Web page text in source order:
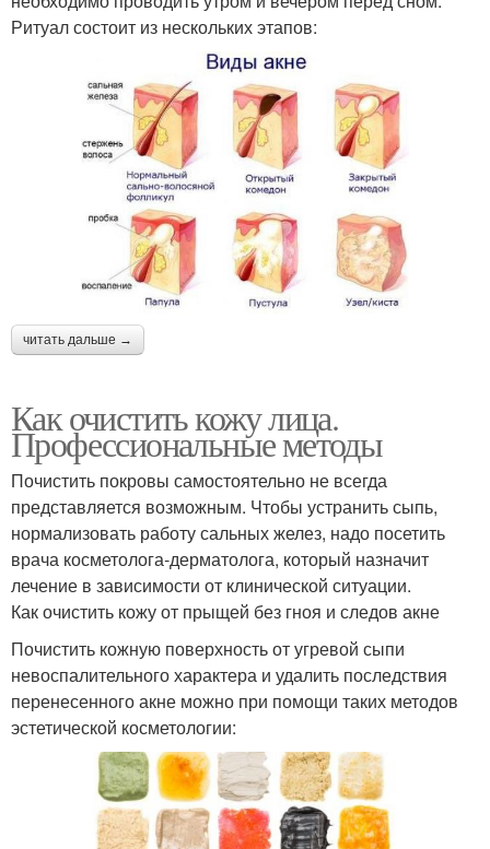
Ритуал состоит из нескольких этапов:
читать дальше →
Как очистить кожу лица.
Профессиональные методы
Почистить покровы самостоятельно не всегда
представляется возможным. Чтобы устранить сыпь,
нормализовать работу сальных желез, надо посетить
врача косметолога-дерматолога, который назначит
лечение в зависимости от клинической ситуации.
Как очистить кожу от прыщей без гноя и следов акне
Почистить кожную поверхность от угревой сыпи
невоспалительного характера и удалить последствия
перенесенного акне можно при помощи таких методов
эстетической косметологии: